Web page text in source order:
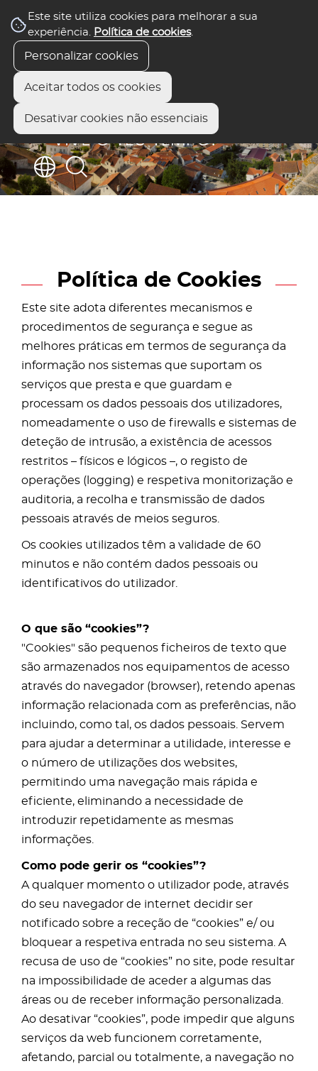
Este site utiliza cookies para melhorar a sua
experiência. Política de cookies.
Personalizar cookies
Aceitar todos os cookies
Desativar cookies não essenciais
Política de Cookies
Este site adota diferentes mecanismos e
procedimentos de segurança e segue as
melhores práticas em termos de segurança da
informação nos sistemas que suportam os
serviços que presta e que guardam e
processam os dados pessoais dos utilizadores,
nomeadamente o uso de firewalls e sistemas de
deteção de intrusão, a existência de acessos
restritos – físicos e lógicos –, o registo de
operações (logging) e respetiva monitorização e
auditoria, a recolha e transmissão de dados
pessoais através de meios seguros.
Os cookies utilizados têm a validade de 60
minutos e não contém dados pessoais ou
identificativos do utilizador.
O que são “cookies”?
"Cookies" são pequenos ficheiros de texto que
são armazenados nos equipamentos de acesso
através do navegador (browser), retendo apenas
informação relacionada com as preferências, não
incluindo, como tal, os dados pessoais. Servem
para ajudar a determinar a utilidade, interesse e
o número de utilizações dos websites,
permitindo uma navegação mais rápida e
eficiente, eliminando a necessidade de
introduzir repetidamente as mesmas
informações.
Como pode gerir os “cookies”?
A qualquer momento o utilizador pode, através
do seu navegador de internet decidir ser
notificado sobre a receção de “cookies” e/ ou
bloquear a respetiva entrada no seu sistema. A
recusa de uso de “cookies” no site, pode resultar
na impossibilidade de aceder a algumas das
áreas ou de receber informação personalizada.
Ao desativar “cookies”, pode impedir que alguns
serviços da web funcionem corretamente,
afetando, parcial ou totalmente, a navegação no